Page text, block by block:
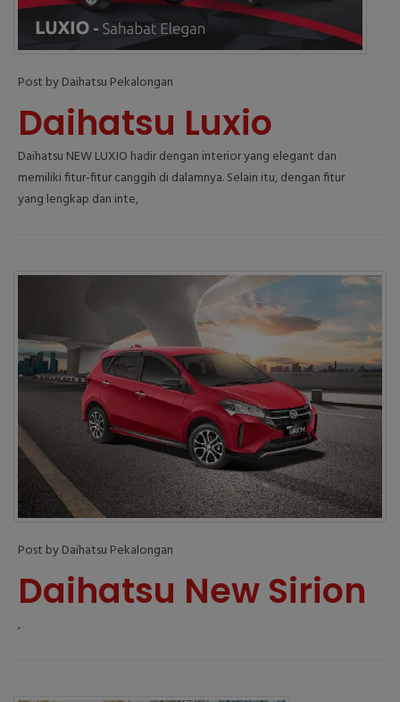
Post by Daihatsu Pekalongan
Daihatsu Luxio
Daihatsu NEW LUXIO hadir dengan interior yang elegant dan
memiliki fitur-fitur canggih di dalamnya. Selain itu, dengan fitur
yang lengkap dan inte,
Post by Daihatsu Pekalongan
Daihatsu New Sirion
,